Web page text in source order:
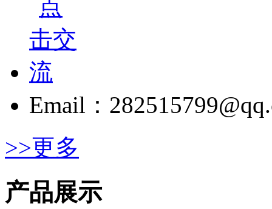
Email：
>>更多
产品展示